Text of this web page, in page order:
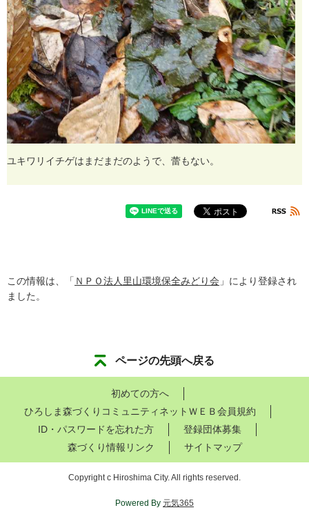
ユキワ リ イチゲはま だま だのよ う で、 蕾もない。
この情報は、「 ＮＰＯ法人里山環境保全みどり会 」により登録され
ました。
ページの先頭へ戻る
初めての方へ
ひろしま森づくりコミュニティネットＷＥＢ会員規約
ID・パスワードを忘れた方
登録団体募集
森づくり情報リンク
サイトマップ
Copyright c Hiroshima City. All rights reserved.
Powered By 元気365